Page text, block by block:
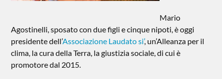
Mario
Agostinelli, sposato con due figli e cinque nipoti, è oggi
presidente dell’Associazione Laudato si’, un’Alleanza per il
clima, la cura della Terra, la giustizia sociale, di cui è
promotore dal 2015.